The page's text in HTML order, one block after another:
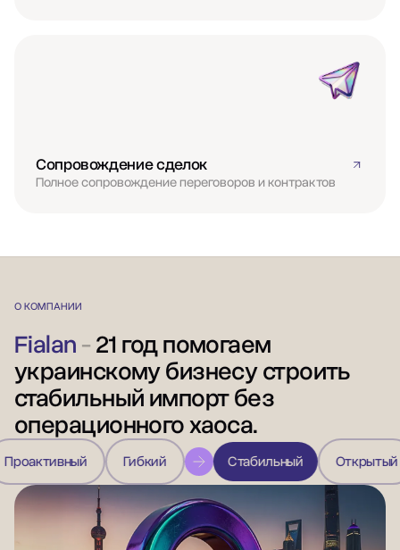
Сопровождение сделок
Полное сопровождение переговоров и контрактов
О КОМПАНИИ
Fialan-21 год помогаем
украинскому бизнесу строить
стабильный импорт без
операционного хаоса.
Гибкий Стабильный Открытый